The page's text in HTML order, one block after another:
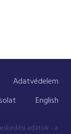
Adatvédelem
English
adatok - a